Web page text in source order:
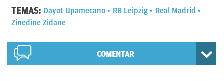
TEMAS: Dayot Upamecano RB Leipzig
Real Madrid
Zinedine Zidane
COMENTAR